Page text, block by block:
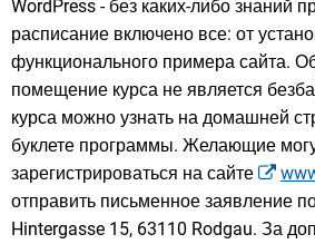
WordPress - без каких-либо знаний
расписание включено все: от
функционального примера сайта.
помещение курса не является
курса можно узнать на домашней
буклете программы. Желающие
зарегистрироваться на сайте
отправить письменное заявление
Hintergasse 15, 63110 Rodgau. За